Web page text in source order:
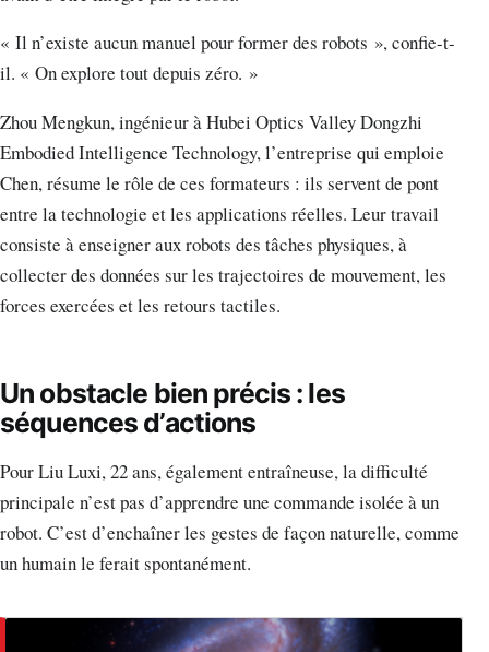
« Il n’existe aucun manuel pour former des robots », confie-t-
il. « On explore tout depuis zéro. »
Zhou Mengkun, ingénieur à Hubei Optics Valley Dongzhi
Embodied Intelligence Technology, l’entreprise qui emploie
Chen, résume le rôle de ces formateurs : ils servent de pont
entre la technologie et les applications réelles. Leur travail
consiste à enseigner aux robots des tâches physiques, à
collecter des données sur les trajectoires de mouvement, les
forces exercées et les retours tactiles.
Un obstacle bien précis : les
séquences d’actions
Pour Liu Luxi, 22 ans, également entraîneuse, la difficulté
principale n’est pas d’apprendre une commande isolée à un
robot. C’est d’enchaîner les gestes de façon naturelle, comme
un humain le ferait spontanément.